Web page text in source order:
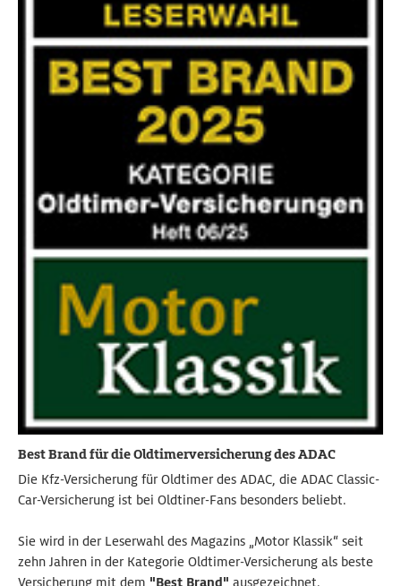
Best Brand für die Oldtimerversicherung des ADAC
Die Kfz-Versicherung für Oldtimer des ADAC, die ADAC Classic-
Car-Versicherung ist bei Oldtiner-Fans besonders beliebt.
Sie wird in der Leserwahl des Magazins „Motor Klassik“ seit
zehn Jahren in der Kategorie Oldtimer-Versicherung als beste
Versicherung mit dem "Best Brand" ausgezeichnet.